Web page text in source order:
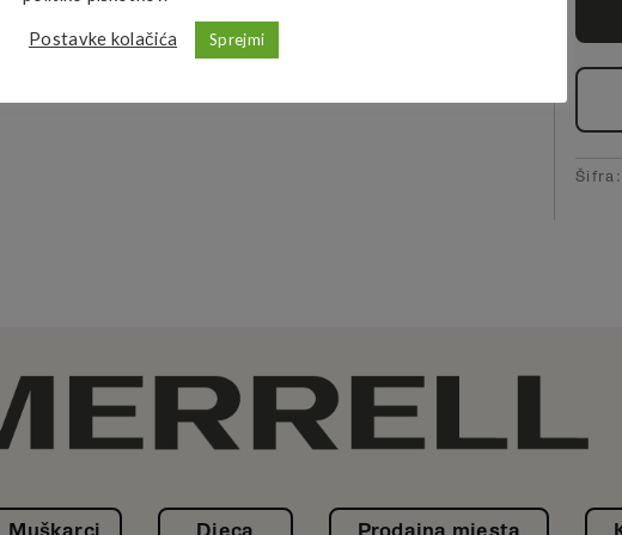
Šifra:
Postavke kolačića Sprejmi